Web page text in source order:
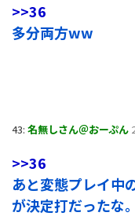
>>36
多分両方ww
43: 名無しさん＠おーぷん
>>36
あと変態プレイ中
が決定打だったな。